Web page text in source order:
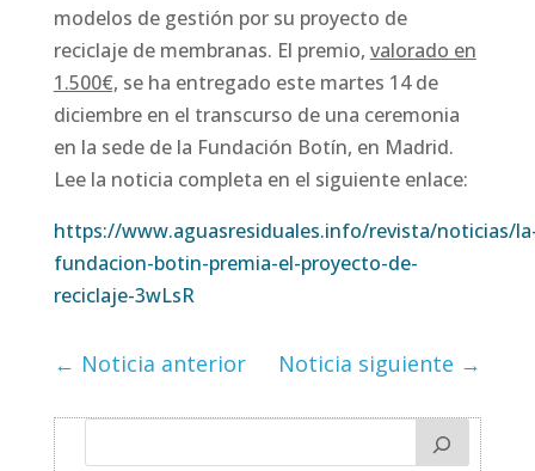
modelos de gestión por su proyecto de
reciclaje de membranas. El premio, valorado en
1.500€, se ha entregado este martes 14 de
diciembre en el transcurso de una ceremonia
en la sede de la Fundación Botín, en Madrid.
Lee la noticia completa en el siguiente enlace:
https://www.aguasresiduales.info/revista/noticias/
fundacion-botin-premia-el-proyecto-de-
reciclaje-3wLsR
← Noticia anterior Noticia siguiente →